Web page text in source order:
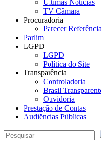
Últimas Notícias
TV Câmara
Procuradoria
Parecer
Parlim
LGPD
LGPD
Política do Site
Transparência
Controladoria
Brasil
Ouvidoria
Prestação de Contas
Audiências Públicas